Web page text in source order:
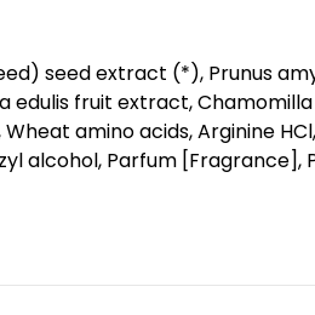
seed extract (*), Prunus
fruit extract,
amino acids, Arginine
Parfum [Fragrance],